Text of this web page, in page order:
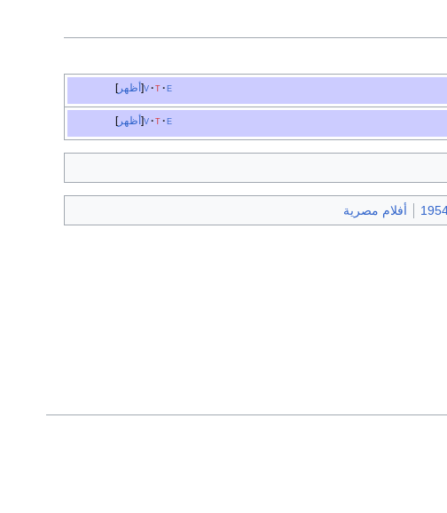
أظهر v t e
أظهر v t e
أفلام مصرية